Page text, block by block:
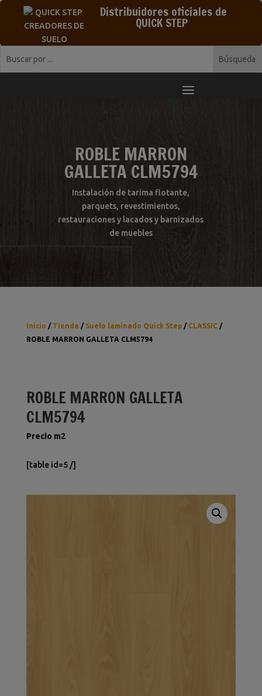
Distribuidores oficiales de
QUICK STEP
ROBLE MARRON
GALLETA CLM5794
Instalación de tarima flotante,
parquets, revestimientos,
restauraciones y lacados y barnizados
de muebles
Inicio / Tienda / Suelo laminado Quick Step/ CLASSIC/
ROBLE MARRON GALLETA CLM5794
ROBLE MARRON GALLETA
CLM5794
Precio m2
[table id=5 /]